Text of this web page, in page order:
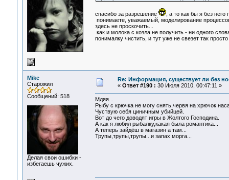
спасибо за разрешение
, а то как бы я без него
понимаете, уважаемый, моделирование
здесь не проскочить...
как и молока с козла не получить - ни одного
понималку чистить, и тут уже не свезет так
Mike
Старожил
Сообщений: 518
Делая свои ошибки -
избегаешь чужих.
Re: Информация, существует ли без
« Ответ #190 : 30 Июля 2010, 00:47:11 »
Мдяя...
Рыбу с крючка не могу снять,червя на хрючок
Чуствую себя циничным убийцей.
Вот до чего доводят игры в Жолтого Господина.
А как я любил рыбалку,какая была романтика...
А теперь зайдёш в магазин а там...
Трупы,трупы,трупы...и запах морга...